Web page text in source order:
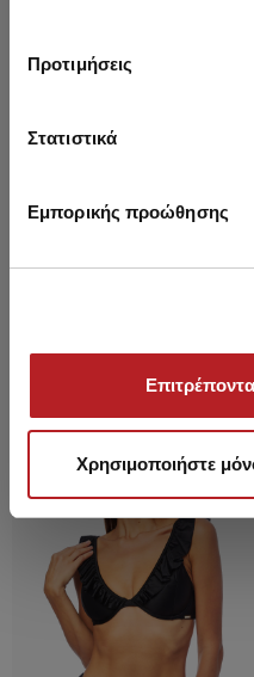
Προτιμήσεις
Στατιστικά
Εμπορικής προώθησης
Χρησιμοποιήστε
Dakar - Bikini Σλιπ με πλαϊνά